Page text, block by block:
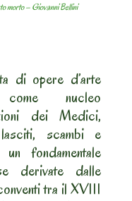
morto – Giovanni Bellini
di opere d’arte
come nucleo
dei Medici,
scambi e
fondamentale
derivate dalle
tra il XVIII